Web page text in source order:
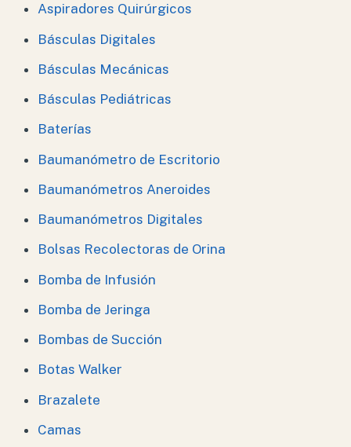
Aspiradores Quirúrgicos
Básculas Digitales
Básculas Mecánicas
Básculas Pediátricas
Baterías
Baumanómetro de Escritorio
Baumanómetros Aneroides
Baumanómetros Digitales
Bolsas Recolectoras de Orina
Bomba de Infusión
Bomba de Jeringa
Bombas de Succión
Botas Walker
Brazalete
Camas